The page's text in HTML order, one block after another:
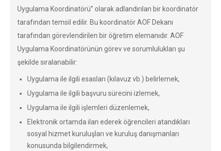
Uygulama Koordinatörü” olarak adlandırılan bir koordinatör
tarafından temsil edilir. Bu koordinatör AOF Dekanı
tarafından görevlendirilen bir öğretim elemanıdır. AOF
Uygulama Koordinatörünün görev ve sorumlulukları şu
şekilde sıralanabilir:
Uygulama ile ilgili esasları (kılavuz vb.) belirlemek,
Uygulama ile ilgili başvuru sürecini izlemek,
Uygulama ile ilgili işlemleri düzenlemek,
Elektronik ortamda ilan ederek öğrencileri atandıkları
sosyal hizmet kuruluşları ve kuruluş danışmanları
konusunda bilgilendirmek,